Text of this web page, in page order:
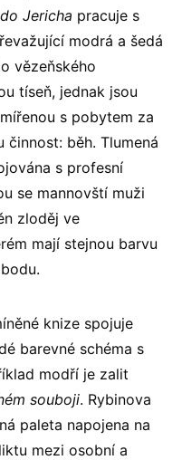
Jericha pracuje s
modrá a šedá
vězeňského
tíseň, jednak jsou
s pobytem za
činnost: běh. Tlumená
s profesní
se mannovští muži
zloděj ve
mají stejnou barvu
knize spojuje
barevné schéma s
modří je zalit
souboji. Rybinova
paleta napojena na
mezi osobní a